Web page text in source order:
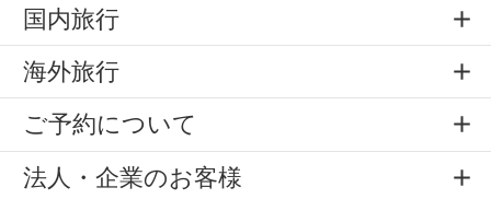
国内旅行
海外旅行
ご予約について
法人・企業のお客様